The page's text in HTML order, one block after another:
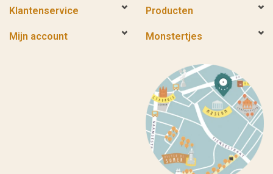
Klantenservice Producten
Mijn account Monstertjes